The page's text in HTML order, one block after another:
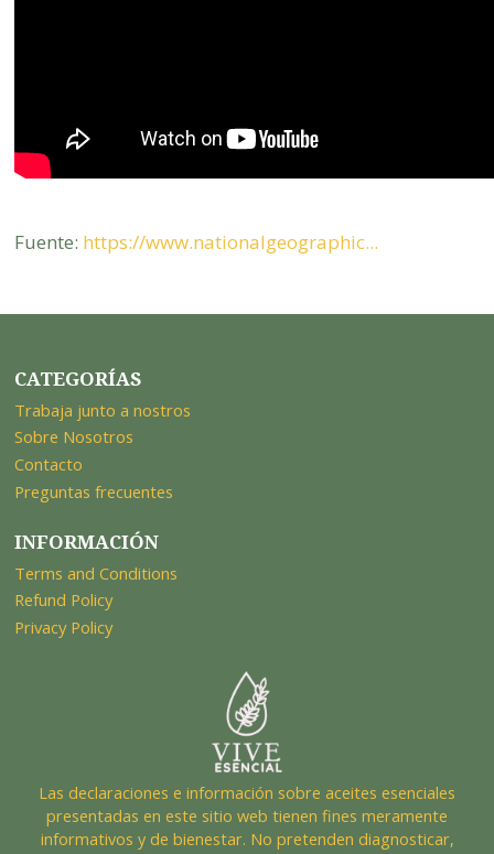
Fuente: https://www.nationalgeographic...
CATEGORÍAS
Trabaja junto a nostros
Sobre Nosotros
Contacto
Preguntas frecuentes
INFORMACIÓN
Terms and Conditions
Refund Policy
Privacy Policy
Las declaraciones e información sobre aceites esenciales
presentadas en este sitio web tienen fines meramente
informativos y de bienestar. No pretenden diagnosticar,